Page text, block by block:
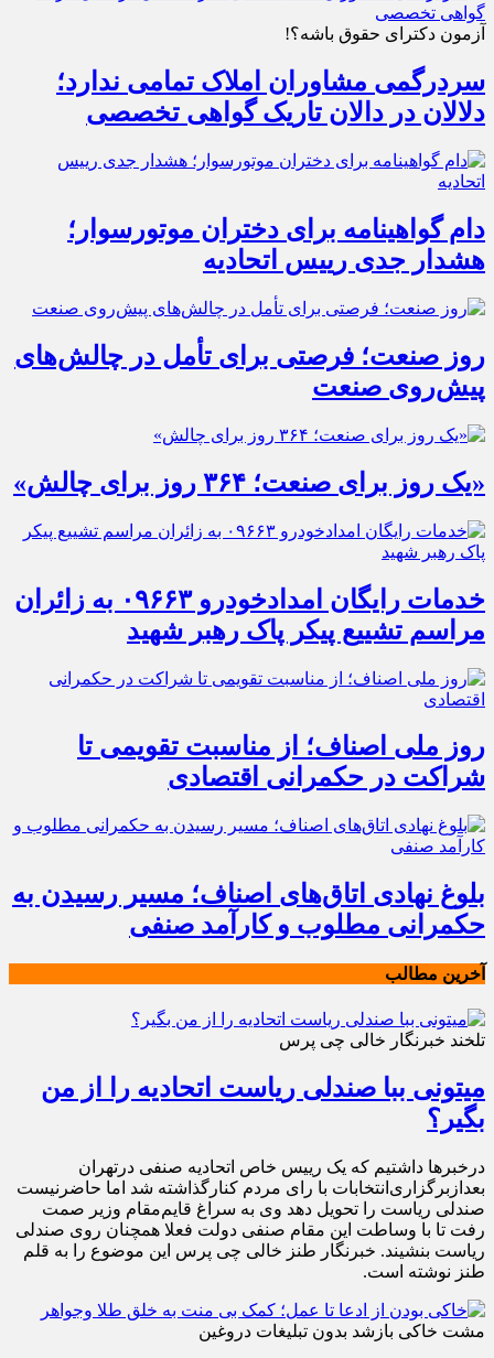
آزمون دکترای حقوق باشه؟!
سردرگمی مشاوران املاک تمامی ندارد؛
دلالان در دالان تاریک گواهی تخصصی
دام گواهینامه برای دختران موتورسوار؛
هشدار جدی رییس اتحادیه
روز صنعت؛ فرصتی برای تأمل در چالش‌های
پیش‌روی صنعت
«یک روز برای صنعت؛ ۳۶۴ روز برای چالش»
خدمات رایگان امدادخودرو ۰۹۶۶۳ به زائران
مراسم تشییع پیکر پاک رهبر شهید
روز ملی اصناف؛ از مناسبت تقویمی تا
شراکت در حکمرانی اقتصادی
بلوغ نهادی اتاق‌های اصناف؛ مسیر رسیدن به
حکمرانی مطلوب و کارآمد صنفی
آخرین مطالب
تلخند خبرنگار خالی چی پرس
میتونی ببا صندلی ریاست اتحادیه را از من
بگیر؟
درخبرها داشتیم که یک رییس خاص اتحادیه صنفی درتهران
بعدازبرگزاری‌انتخابات با رای مردم کنارگذاشته شد اما حاضرنیست
صندلی ریاست را تحویل دهد وی به سراغ قایم‌مقام وزیر صمت
رفت تا با وساطت این مقام صنفی دولت فعلا همچنان روی صندلی
ریاست بنشیند. خبرنگار طنز خالی چی پرس این موضوع را به قلم
طنز نوشته است.
مشت خاکی بازشد بدون تبلیغات دروغین